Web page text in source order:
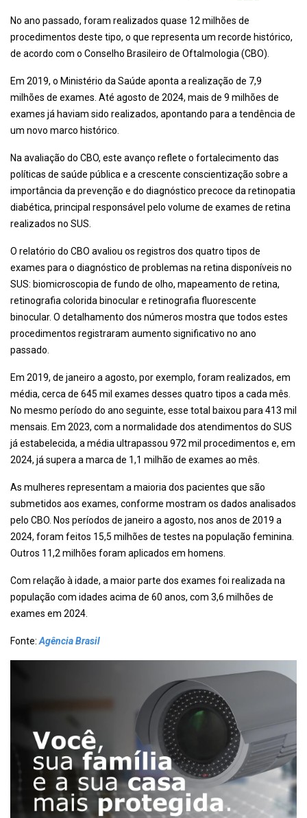
No ano passado, foram realizados quase 12 milhões de
procedimentos deste tipo, o que representa um recorde histórico,
de acordo com o Conselho Brasileiro de Oftalmologia (CBO).
Em 2019, o Ministério da Saúde aponta a realização de 7,9
milhões de exames. Até agosto de 2024, mais de 9 milhões de
exames já haviam sido realizados, apontando para a tendência de
um novo marco histórico.
Na avaliação do CBO, este avanço reflete o fortalecimento das
políticas de saúde pública e a crescente conscientização sobre a
importância da prevenção e do diagnóstico precoce da retinopatia
diabética, principal responsável pelo volume de exames de retina
realizados no SUS.
O relatório do CBO avaliou os registros dos quatro tipos de
exames para o diagnóstico de problemas na retina disponíveis no
SUS: biomicroscopia de fundo de olho, mapeamento de retina,
retinografia colorida binocular e retinografia fluorescente
binocular. O detalhamento dos números mostra que todos estes
procedimentos registraram aumento significativo no ano
passado.
Em 2019, de janeiro a agosto, por exemplo, foram realizados, em
média, cerca de 645 mil exames desses quatro tipos a cada mês.
No mesmo período do ano seguinte, esse total baixou para 413 mil
mensais. Em 2023, com a normalidade dos atendimentos do SUS
já estabelecida, a média ultrapassou 972 mil procedimentos e, em
2024, já supera a marca de 1,1 milhão de exames ao mês.
As mulheres representam a maioria dos pacientes que são
submetidos aos exames, conforme mostram os dados analisados
pelo CBO. Nos períodos de janeiro a agosto, nos anos de 2019 a
2024, foram feitos 15,5 milhões de testes na população feminina.
Outros 11,2 milhões foram aplicados em homens.
Com relação à idade, a maior parte dos exames foi realizada na
população com idades acima de 60 anos, com 3,6 milhões de
exames em 2024.
Fonte:Agência Brasil